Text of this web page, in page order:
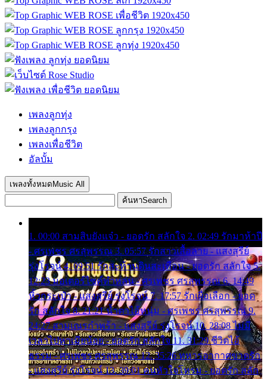
เพลงลูกทุ่ง
เพลงลูกกรุง
เพลงเพื่อชีวิต
อัลบั้ม
เพลงทั้งหมด Music All
ค้นหาSearch
1. 00:00 สามสิบยังแจ๋ว - ยอดรัก สลักใจ 2. 02:49 รักมาห้าปี
- ศรเพชร ศรสุพรรณ 3. 05:57 รักสาวเสื้อลาย - แสงสุรีย์
รุ่งโรจน์ 4. 09:51 รักสะท้านดินสะเทือน - ยอดรัก สลักใจ 5.
12:23 มอเตอร์ไซค์ทำหล่น - ศรเพชร ศรสุพรรณ 6. 14:49
หิ้วกระเป๋า - แสงสุรีย์ รุ่งโรจน์ 7. 17:57 รักเผื่อเลือก - ยอด
รัก สลักใจ 8. 21:21 น้ำตาไอ้หนุ่ม - ศรเพชร ศรสุพรรณ 9.
24:27 สามเณรกำพร้า - แสงสุรีย์ รุ่งโรจน์ 10. 28:08 ไม่มี
เวลาไปหาเมียน้อย - ยอดรัก สลักใจ 11. 31:29 ชีวิตไอ้
ธรรม - ศรเพชร ศรสุพรรณ 12. 35:26 ทหารอากาศขาดรัก
- แสงสุรีย์ รุ่งโรจน์ 13. 39:01 คนหัวใจโทรม - ยอดรัก สลัก